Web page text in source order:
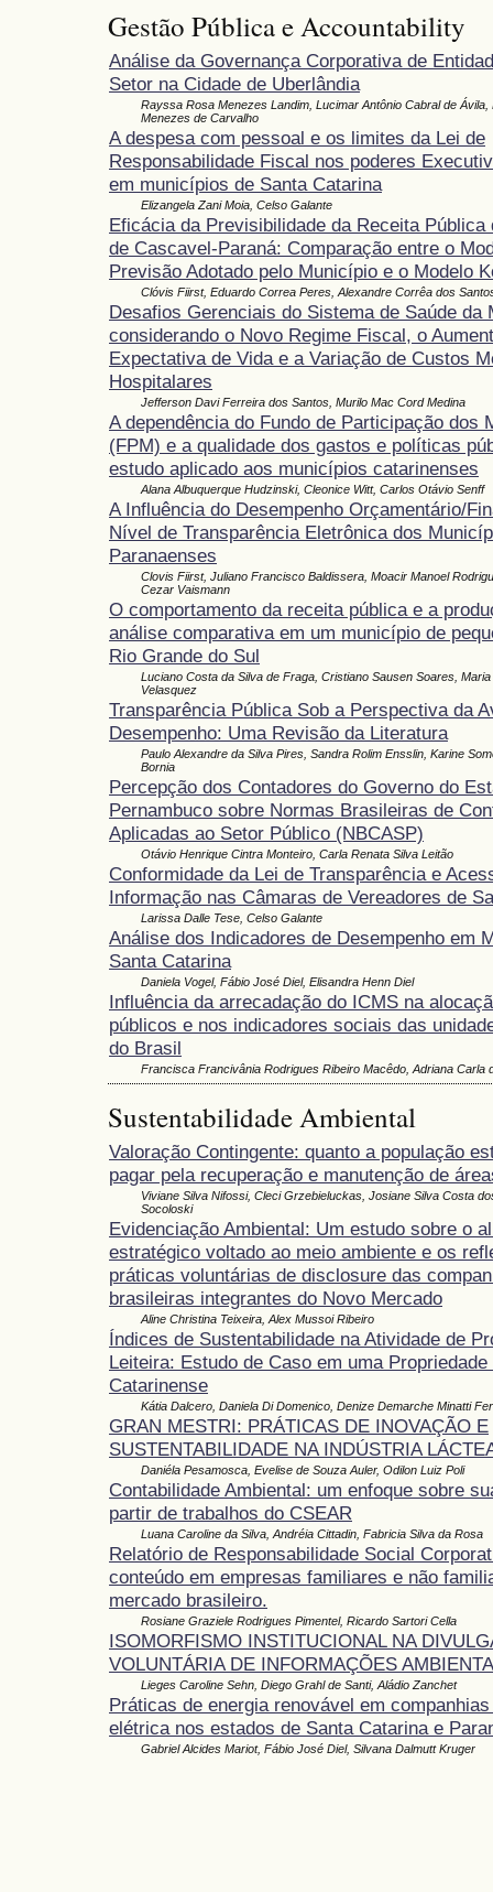
Gestão Pública e Accountability
Análise da Governança Corporativa de
Setor na Cidade de Uberlândia
Rayssa Rosa Menezes Landim, Lucimar Antônio Cabral de Ávila,
Menezes de Carvalho
A despesa com pessoal e os limites da Lei de
Responsabilidade Fiscal nos poderes
em municípios de Santa Catarina
Elizangela Zani Moia, Celso Galante
Eficácia da Previsibilidade da Receita Pública
de Cascavel-Paraná: Comparação entre o
Previsão Adotado pelo Município e o Modelo
Clóvis Fiirst, Eduardo Correa Peres, Alexandre Corrêa dos
Desafios Gerenciais do Sistema de Saúde da
considerando o Novo Regime Fiscal, o
Expectativa de Vida e a Variação de Custos
Hospitalares
Jefferson Davi Ferreira dos Santos, Murilo Mac Cord Medina
A dependência do Fundo de Participação dos
(FPM) e a qualidade dos gastos e políticas
estudo aplicado aos municípios catarinenses
Alana Albuquerque Hudzinski, Cleonice Witt, Carlos Otávio Senff
A Influência do Desempenho Orçamentário/
Nível de Transparência Eletrônica dos
Paranaenses
Clovis Fiirst, Juliano Francisco Baldissera, Moacir Manoel
Cezar Vaismann
O comportamento da receita pública e a
análise comparativa em um município de
Rio Grande do Sul
Luciano Costa da Silva de Fraga, Cristiano Sausen Soares,
Velasquez
Transparência Pública Sob a Perspectiva da
Desempenho: Uma Revisão da Literatura
Paulo Alexandre da Silva Pires, Sandra Rolim Ensslin, Karine
Bornia
Percepção dos Contadores do Governo do
Pernambuco sobre Normas Brasileiras de
Aplicadas ao Setor Público (NBCASP)
Otávio Henrique Cintra Monteiro, Carla Renata Silva Leitão
Conformidade da Lei de Transparência e
Informação nas Câmaras de Vereadores de
Larissa Dalle Tese, Celso Galante
Análise dos Indicadores de Desempenho em
Santa Catarina
Daniela Vogel, Fábio José Diel, Elisandra Henn Diel
Influência da arrecadação do ICMS na
públicos e nos indicadores sociais das
do Brasil
Francisca Francivânia Rodrigues Ribeiro Macêdo, Adriana Carla
Sustentabilidade Ambiental
Valoração Contingente: quanto a população
pagar pela recuperação e manutenção de
Viviane Silva Nifossi, Cleci Grzebieluckas, Josiane Silva Costa
Socoloski
Evidenciação Ambiental: Um estudo sobre o
estratégico voltado ao meio ambiente e os
práticas voluntárias de disclosure das
brasileiras integrantes do Novo Mercado
Aline Christina Teixeira, Alex Mussoi Ribeiro
Índices de Sustentabilidade na Atividade de
Leiteira: Estudo de Caso em uma
Catarinense
Kátia Dalcero, Daniela Di Domenico, Denize Demarche Minatti
GRAN MESTRI: PRÁTICAS DE INOVAÇÃO E
SUSTENTABILIDADE NA INDÚSTRIA
Daniéla Pesamosca, Evelise de Souza Auler, Odilon Luiz Poli
Contabilidade Ambiental: um enfoque sobre
partir de trabalhos do CSEAR
Luana Caroline da Silva, Andréia Cittadin, Fabricia Silva da Rosa
Relatório de Responsabilidade Social
conteúdo em empresas familiares e não
mercado brasileiro.
Rosiane Graziele Rodrigues Pimentel, Ricardo Sartori Cella
ISOMORFISMO INSTITUCIONAL NA
VOLUNTÁRIA DE INFORMAÇÕES
Lieges Caroline Sehn, Diego Grahl de Santi, Aládio Zanchet
Práticas de energia renovável em
elétrica nos estados de Santa Catarina e
Gabriel Alcides Mariot, Fábio José Diel, Silvana Dalmutt Kruger